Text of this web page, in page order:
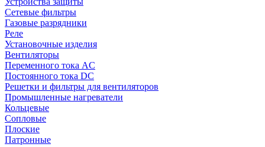
Сетевые фильтры
Газовые разрядники
Реле
Установочные изделия
Вентиляторы
Переменного тока AC
Постоянного тока DC
Решетки и фильтры для вентиляторов
Промышленные нагреватели
Кольцевые
Сопловые
Плоские
Патронные